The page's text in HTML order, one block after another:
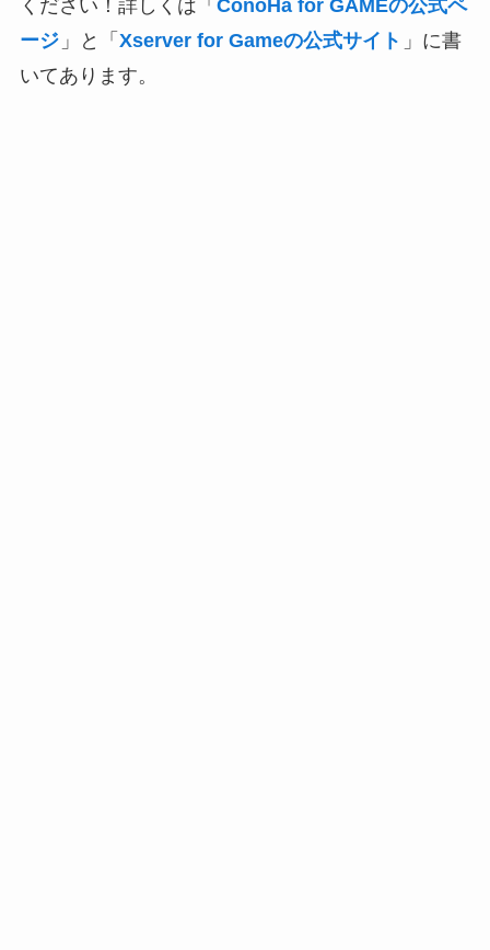
ください！詳しくは「 ConoHa for GAMEの公式ペ
ージ 」と「 Xserver for Gameの公式サイト 」に書
いてあります。